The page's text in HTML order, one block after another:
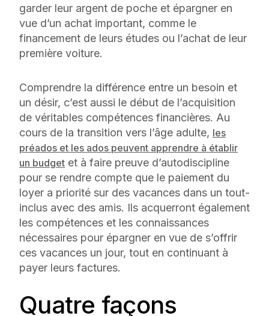
garder leur argent de poche et épargner en
vue d’un achat important, comme le
financement de leurs études ou l’achat de leur
première voiture.
Comprendre la différence entre un besoin et
un désir, c’est aussi le début de l’acquisition
de véritables compétences financières. Au
cours de la transition vers l’âge adulte, les
préados et les ados peuvent apprendre à établir
un budget et à faire preuve d’autodiscipline
pour se rendre compte que le paiement du
loyer a priorité sur des vacances dans un tout-
inclus avec des amis. Ils acquerront également
les compétences et les connaissances
nécessaires pour épargner en vue de s’offrir
ces vacances un jour, tout en continuant à
payer leurs factures.
Quatre façons